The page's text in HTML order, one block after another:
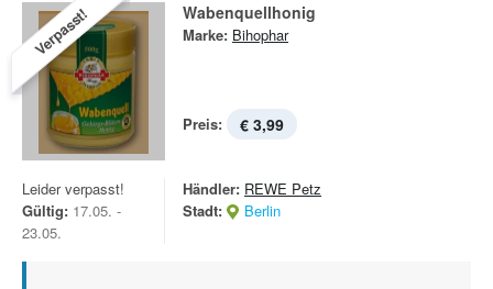
Verpasst! Wabenquellhonig
Marke: Bihophar
Preis: € 3,99
Leider verpasst!
Gültig: 17.05. -
23.05.
Händler: REWE Petz
Stadt:
Berlin